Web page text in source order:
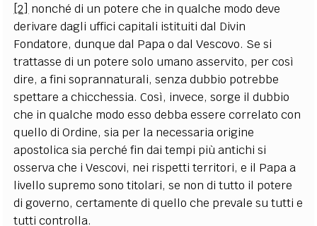
[2] nonché di un potere che in qualche modo deve
derivare dagli uffici capitali istituiti dal Divin
Fondatore, dunque dal Papa o dal Vescovo. Se si
trattasse di un potere solo umano asservito, per così
dire, a fini soprannaturali, senza dubbio potrebbe
spettare a chicchessia. Così, invece, sorge il dubbio
che in qualche modo esso debba essere correlato con
quello di Ordine, sia per la necessaria origine
apostolica sia perché fin dai tempi più antichi si
osserva che i Vescovi, nei rispetti territori, e il Papa a
livello supremo sono titolari, se non di tutto il potere
di governo, certamente di quello che prevale su tutti e
tutti controlla.